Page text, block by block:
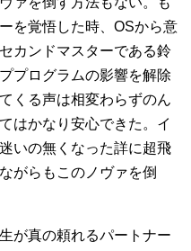
を覚悟した時、OSから意
カンドマスターである鈴
プログラムの影響を解除
くる声は相変わらずのん
はかなり安心できた。イ
いの無くなった詳に超飛
がらもこのノヴァを倒
が真の頼れるパートナー